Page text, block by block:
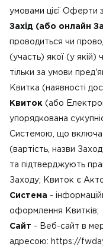
умовами цієї Оферти
Захід (або онлайн
проводиться чи
(участь) якої (у якій)
тільки за умови
Квитка (наявності
Квиток (або
упорядкована
Системою, що включає
(вартість, назви
та підтверджують
Заходу; Квиток є
Система -
оформлення Квитків;
Сайт - Веб-сайт в
адресою: https://